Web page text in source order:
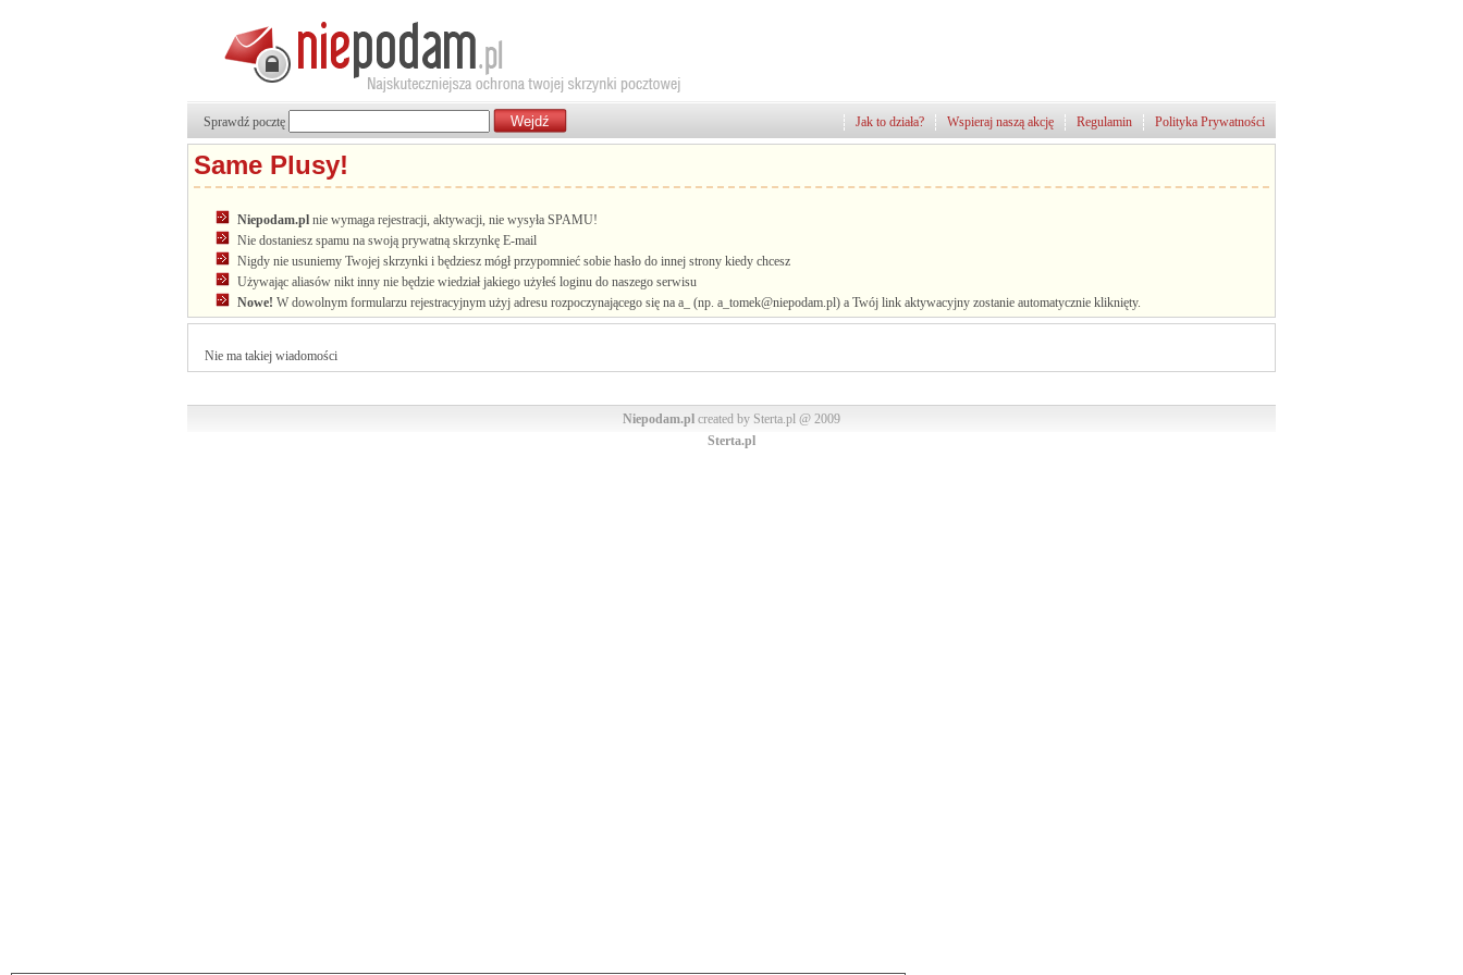
Polityka Prywatności
Regulamin
Wspieraj naszą akcję
Jak to działa?
Sprawdź pocztę
Same Plusy!
Niepodam.pl nie wymaga rejestracji, aktywacji, nie wysyła SPAMU!
Nie dostaniesz spamu na swoją prywatną skrzynkę E-mail
Nigdy nie usuniemy Twojej skrzynki i będziesz mógł przypomnieć sobie hasło do innej strony kiedy chcesz
Używając aliasów nikt inny nie będzie wiedział jakiego użyłeś loginu do naszego serwisu
Nowe! W dowolnym formularzu rejestracyjnym użyj adresu rozpoczynającego się na a_ (np. a_tomek@niepodam.pl) a Twój link aktywacyjny zostanie automatycznie kliknięty.
Nie ma takiej wiadomości
Niepodam.pl created by Sterta.pl @ 2009
Sterta.pl